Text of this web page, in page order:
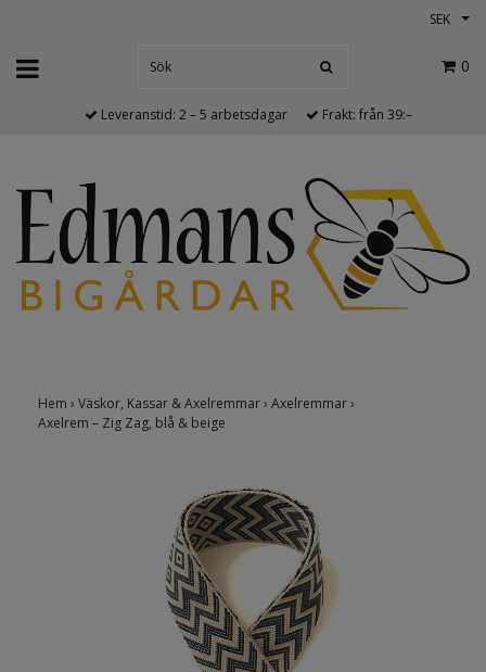
SEK
0
Leveranstid: 2 – 5 arbetsdagar Frakt: från 39:–
Hem › Väskor, Kassar & Axelremmar› Axelremmar›
Axelrem – Zig Zag, blå & beige